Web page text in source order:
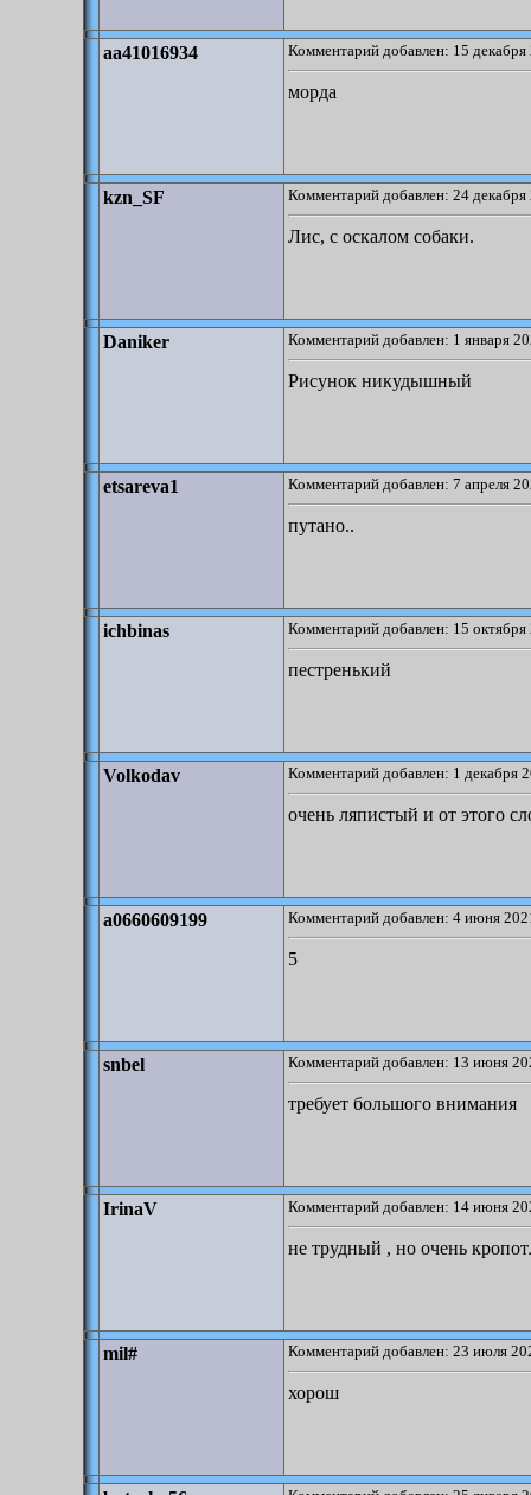
aa41016934 Комментарий добавлен: 15
морда
kzn_SF Комментарий добавлен: 24
Лис, с оскалом собаки.
Daniker Комментарий добавлен: 1 января
Рисунок никудышный
etsareva1 Комментарий добавлен: 7 апреля
путано..
ichbinas Комментарий добавлен: 15
пестренький
Volkodav Комментарий добавлен: 1 декабря
очень ляпистый и от этого
a0660609199 Комментарий добавлен: 4 июня
5
snbel Комментарий добавлен: 13 июня
требует большого внимания
IrinaV Комментарий добавлен: 14 июня
не трудный , но очень
mil# Комментарий добавлен: 23 июля
хорош